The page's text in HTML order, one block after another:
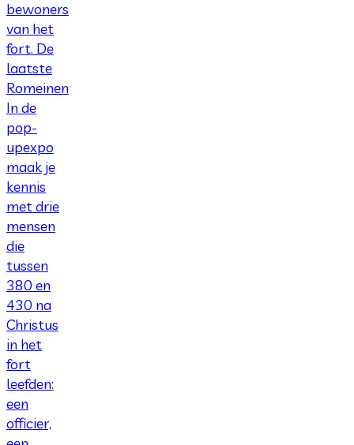
bewoners
van het
fort. De
laatste
Romeinen
In de
pop-
upexpo
maak je
kennis
met drie
mensen
die
tussen
380 en
430 na
Christus
in het
fort
leefden:
een
officier,